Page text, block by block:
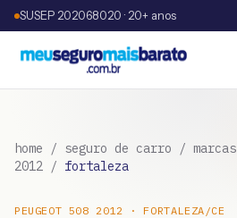
SUSEP 202068020 · 20+ anos
home / seguro de carro / marcas
2012 / fortaleza
PEUGEOT 508 2012 ·FORTALEZA /CE